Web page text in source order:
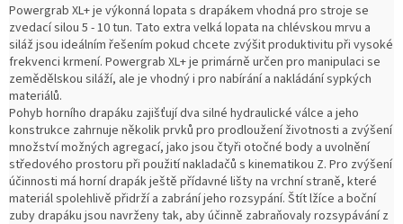
Powergrab XL+ je výkonná lopata s drapákem vhodná pro stroje se
zvedací silou 5 - 10 tun. Tato extra velká lopata na chlévskou mrvu a
siláž jsou ideálním řešením pokud chcete zvýšit produktivitu při vysoké
frekvenci krmení. Powergrab XL+ je primárně určen pro manipulaci se
zemědělskou siláží, ale je vhodný i pro nabírání a nakládání sypkých
materiálů.
Pohyb horního drapáku zajišťují dva silné hydraulické válce a jeho
konstrukce zahrnuje několik prvků pro prodloužení životnosti a zvýšení
množství možných agregací, jako jsou čtyři otočné body a uvolnění
středového prostoru při použití nakladačů s kinematikou Z. Pro zvýšení
účinnosti má horní drapák ještě přídavné lišty na vrchní straně, které
materiál spolehlivě přidrží a zabrání jeho rozsypání. Štít lžíce a boční
zuby drapáku jsou navrženy tak, aby účinně zabraňovaly rozsypávání z